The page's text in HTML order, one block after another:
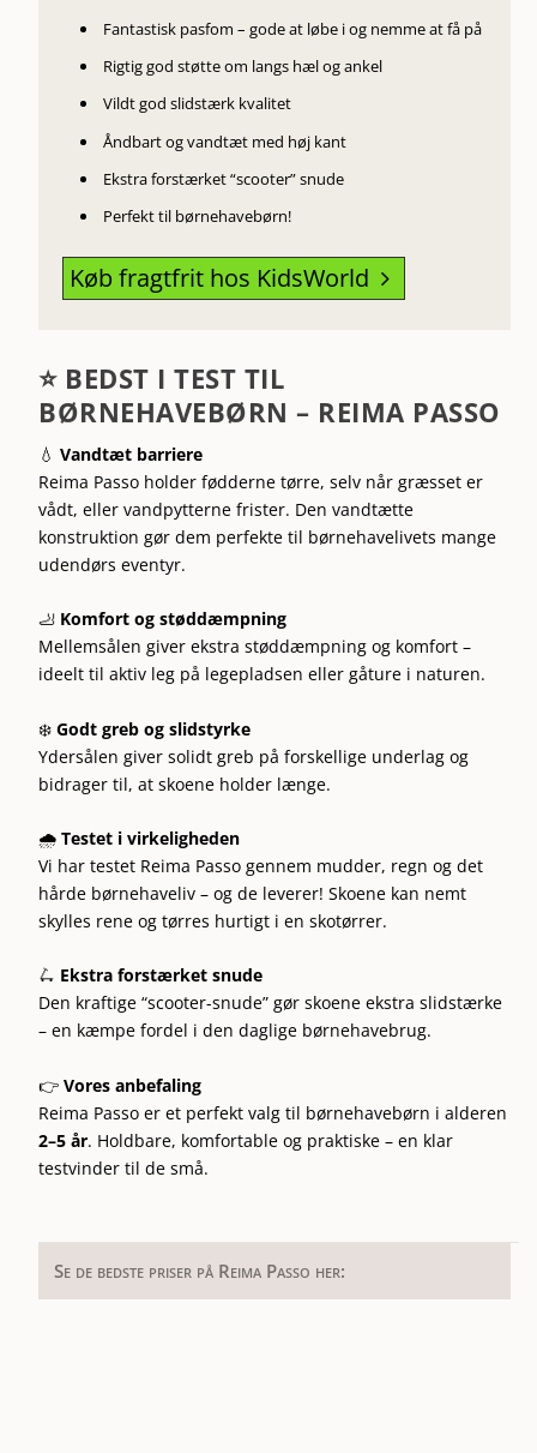
Fantastisk pasfom – gode at løbe i og nemme at få på
Rigtig god støtte om langs hæl og ankel
Vildt god slidstærk kvalitet
Åndbart og vandtæt med høj kant
Ekstra forstærket “scooter” snude
Perfekt til børnehavebørn!
Køb fragtfrit hos KidsWorld 5
⭐ BEDST I TEST TIL
BØRNEHAVEBØRN – REIMA PASSO
💧Vandtæt barriere
Reima Passo holder fødderne tørre, selv når græsset er
vådt, eller vandpytterne frister. Den vandtætte
konstruktion gør dem perfekte til børnehavelivets mange
udendørs eventyr.
🦶 Komfort og støddæmpning
Mellemsålen giver ekstra støddæmpning og komfort –
ideelt til aktiv leg på legepladsen eller gåture i naturen.
❄️Godt greb og slidstyrke
Ydersålen giver solidt greb på forskellige underlag og
bidrager til, at skoene holder længe.
🌧️Testet i virkeligheden
Vi har testet Reima Passo gennem mudder, regn og det
hårde børnehaveliv – og de leverer! Skoene kan nemt
skylles rene og tørres hurtigt i en skotørrer.
🛴 Ekstra forstærket snude
Den kraftige “scooter-snude” gør skoene ekstra slidstærke
– en kæmpe fordel i den daglige børnehavebrug.
👉Vores anbefaling
Reima Passo er et perfekt valg til børnehavebørn i alderen
2–5 år. Holdbare, komfortable og praktiske – en klar
testvinder til de små.
Se de bedste priser på Reima Passo her: